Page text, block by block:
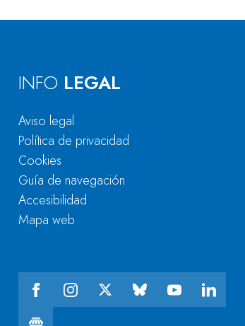
INFO LEGAL
Aviso legal
Política de privacidad
Cookies
Guía de navegación
Accesibilidad
Mapa web